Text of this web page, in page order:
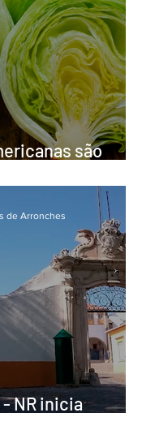
são
NR inicia
de Arronches